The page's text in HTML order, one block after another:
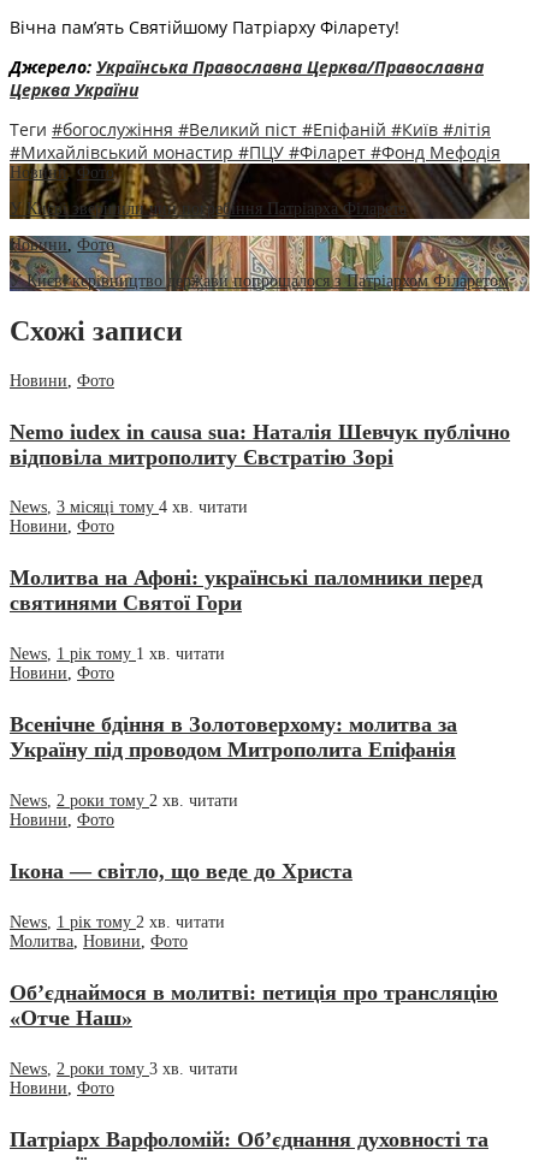
Вічна пам’ять Святійшому Патріарху Філарету!
Джерело: Українська Православна Церква/Православна
Церква України
Теги #богослужіння #Великий піст #Епіфаній #Київ #літія
#Михайлівський монастир #ПЦУ #Філарет #Фонд Мефодія
Новини, Фото
У Києві звершили чин погребіння Патріарха Філарета
Новини Фото
У Києві керівництво держави попрощалося з Патріархом Філаретом
Схожі записи
Новини Фото
Nemo iudex in causa sua: Наталія Шевчук публічно
відповіла митрополиту Євстратію Зорі
News, 3 місяці тому 4 хв. читати
Новини, Фото
Молитва на Афоні: українські паломники перед
святинями Святої Гори
News, 1 рік тому 1 хв. читати
Новини, Фото
Всенічне бдіння в Золотоверхому: молитва за
Україну під проводом Митрополита Епіфанія
News, 2 роки тому 2 хв. читати
Новини, Фото
Ікона — світло, що веде до Христа
News, 1 рік тому 2 хв. читати
Молитва, Новини, Фото
Об’єднаймося в молитві: петиція про трансляцію
«Отче Наш»
News 2 роки тому 3 хв. читати
Новини Фото
Патріарх Варфоломій: Об’єднання духовності та